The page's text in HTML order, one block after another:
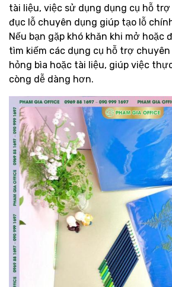
tài liệu, việc sử dụng dụng cụ hỗ
đục lỗ chuyên dụng giúp tạo lỗ
Nếu bạn gặp khó khăn khi mở hoặc
tìm kiếm các dụng cụ hỗ trợ
hỏng bìa hoặc tài liệu, giúp việc
còng dễ dàng hơn.